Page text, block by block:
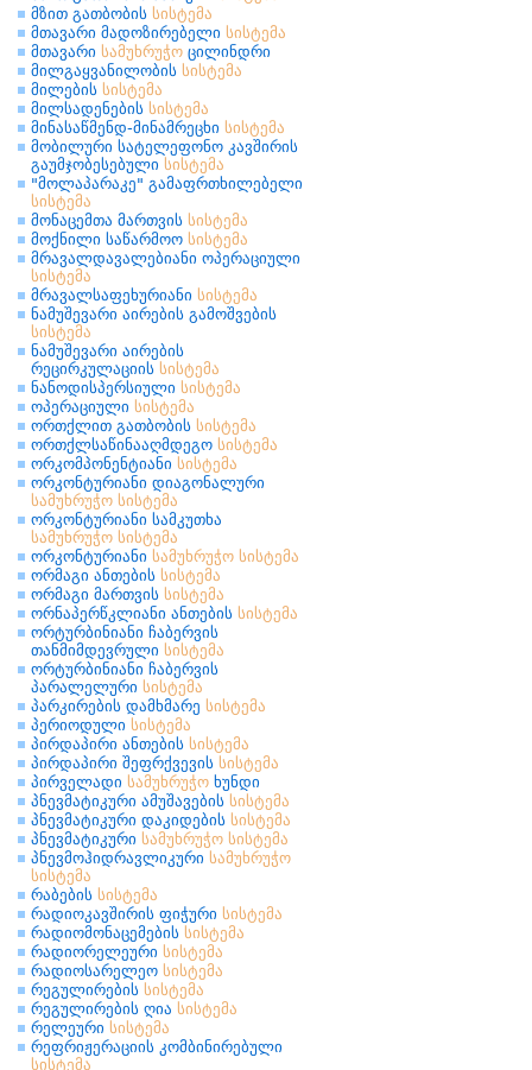
მზით გათბობის სისტემა
მთავარი მადოზირებელი სისტემა
მთავარი სამუხრუჭო ცილინდრი
მილგაყვანილობის სისტემა
მილების სისტემა
მილსადენების სისტემა
მინასაწმენდ-მინამრეცხი სისტემა
მობილური სატელეფონო კავშირის
გაუმჯობესებული სისტემა
"მოლაპარაკე" გამაფრთხილებელი
სისტემა
მონაცემთა მართვის სისტემა
მოქნილი საწარმოო სისტემა
მრავალდავალებიანი ოპერაციული
სისტემა
მრავალსაფეხურიანი სისტემა
ნამუშევარი აირების გამოშვების
სისტემა
ნამუშევარი აირების
რეცირკულაციის სისტემა
ნანოდისპერსიული სისტემა
ოპერაციული სისტემა
ორთქლით გათბობის სისტემა
ორთქლსაწინააღმდეგო სისტემა
ორკომპონენტიანი სისტემა
ორკონტურიანი დიაგონალური
სამუხრუჭო სისტემა
ორკონტურიანი სამკუთხა
სამუხრუჭო სისტემა
ორკონტურიანი სამუხრუჭო სისტემა
ორმაგი ანთების სისტემა
ორმაგი მართვის სისტემა
ორნაპერწკლიანი ანთების სისტემა
ორტურბინიანი ჩაბერვის
თანმიმდევრული სისტემა
ორტურბინიანი ჩაბერვის
პარალელური სისტემა
პარკირების დამხმარე სისტემა
პერიოდული სისტემა
პირდაპირი ანთების სისტემა
პირდაპირი შეფრქვევის სისტემა
პირველადი სამუხრუჭო ხუნდი
პნევმატიკური ამუშავების სისტემა
პნევმატიკური დაკიდების სისტემა
პნევმატიკური სამუხრუჭო სისტემა
პნევმოჰიდრავლიკური სამუხრუჭო
სისტემა
რაბების სისტემა
რადიოკავშირის ფიჭური სისტემა
რადიომონაცემების სისტემა
რადიორელეური სისტემა
რადიოსარელეო სისტემა
რეგულირების სისტემა
რეგულირების ღია სისტემა
რელეური სისტემა
რეფრიჟერაციის კომბინირებული
სისტემა